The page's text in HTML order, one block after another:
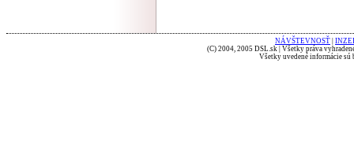
NÁVŠTEVNOSŤ
(C) 2004, 2005 DSL.sk | Všetky práva
Všetky uvedené informácie sú